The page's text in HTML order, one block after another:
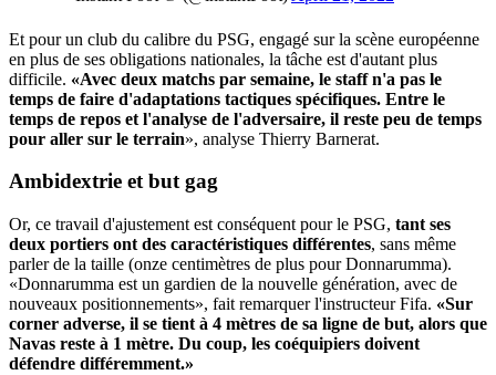
Et pour un club du calibre du PSG, engagé sur la scène européenne
en plus de ses obligations nationales, la tâche est d'autant plus
difficile. «Avec deux matchs par semaine, le staff n'a pas le
temps de faire d'adaptations tactiques spécifiques. Entre le
temps de repos et l'analyse de l'adversaire, il reste peu de temps
pour aller sur le terrain», analyse Thierry Barnerat.
Ambidextrie et butgag
Or, ce travail d'ajustement est conséquent pour le PSG, tant ses
deux portiers ont des caractéristiques différentes, sans même
parler de la taille (onze centimètres de plus pour Donnarumma).
«Donnarumma est un gardien de la nouvelle génération, avec de
nouveaux positionnements», fait remarquer l'instructeur Fifa. «Sur
corner adverse, il se tient à 4 mètres de sa ligne de but, alors que
Navas reste à 1 mètre. Du coup, les coéquipiers doivent
défendre différemment.»